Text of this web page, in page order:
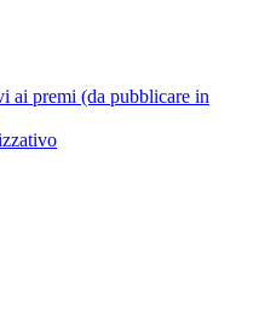
ai premi (da pubblicare in